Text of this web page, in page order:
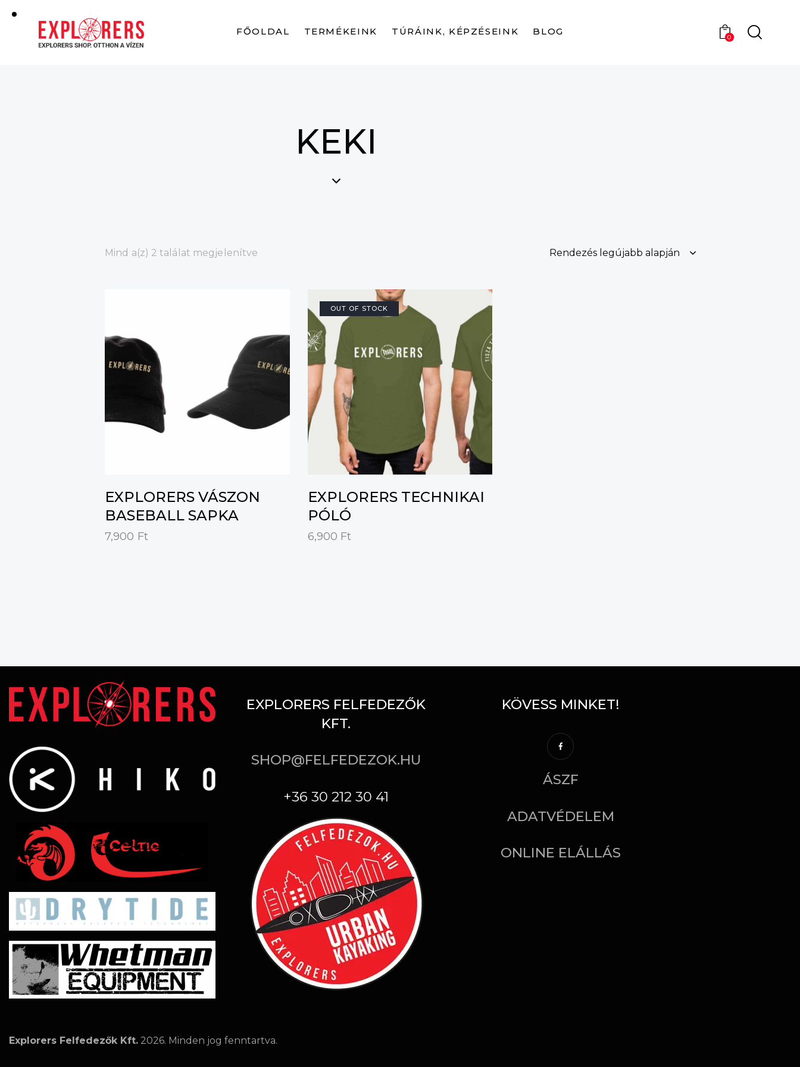
FŐOLDAL TERMÉKEINK TÚRÁINK, KÉPZÉSEINK BLOG
0
KEKI
Mind a(z) 2 találat megjelenítve
EXPLORERS VÁSZON
BASEBALL SAPKA
7,900 Ft
OUT OF STOCK
EXPLORERS TECHNIKAI
PÓLÓ
6,900 Ft
EXPLORERS FELFEDEZŐK
KFT.
SHOP@FELFEDEZOK.HU
+36 30 212 30 41
KÖVESS MINKET!
ÁSZF
ADATVÉDELEM
ONLINE ELÁLLÁS
Explorers Felfedezők Kft. 2026. Minden jog fenntartva.